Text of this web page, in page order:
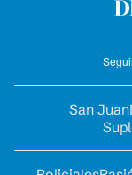
San Juan